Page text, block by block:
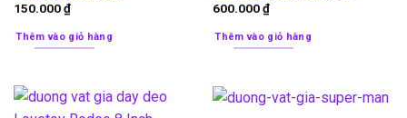
150.000₫
Thêm vào giỏ hàng
600.000₫
Thêm vào giỏ hàng